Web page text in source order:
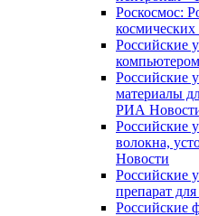
Роскосмос:
Российские
Российские
материалы
РИА
Российские
волокна,
Новости
Российские
препарат
Российские